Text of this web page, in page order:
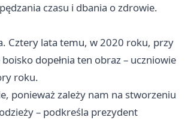
czasu i dbania o zdrowie.
Cztery lata temu, w 2020 roku, przy
dopełnia ten obraz – uczniowie
roku.
ponieważ zależy nam na stworzeniu
– podkreśla prezydent